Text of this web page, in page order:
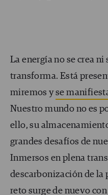
La energía no se crea ni
transforma. Está
miremos yse
Nuestro mundo no es
ello, su
grandes desafíos de
Inmersos en plena
descarbonización de la
reto surge de nuevo